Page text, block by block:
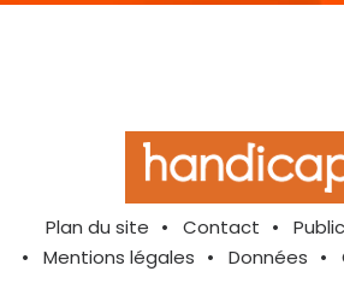
Plan du site Contact
Mentions légales
Données